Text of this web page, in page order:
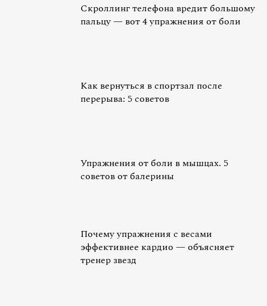
Скроллинг телефона вредит большому
пальцу — вот 4 упражнения от боли
Как вернуться в спортзал после
перерыва: 5 советов
Упражнения от боли в мышцах. 5
советов от балерины
Почему упражнения с весами
эффективнее кардио — объясняет
тренер звезд